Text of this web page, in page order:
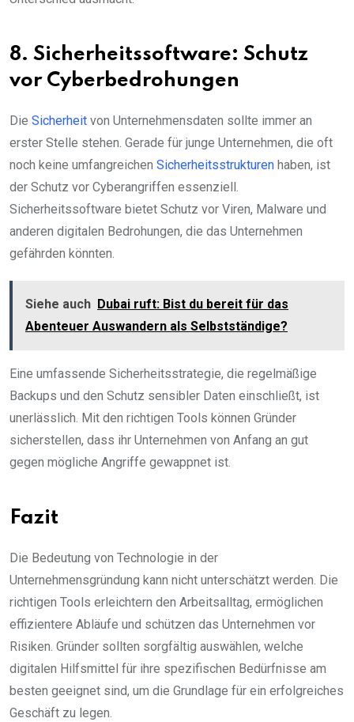
8. Sicherheitssoftware: Schutz
vor Cyberbedrohungen
Die Sicherheit von Unternehmensdaten sollte immer an
erster Stelle stehen. Gerade für junge Unternehmen, die oft
noch keine umfangreichen Sicherheitsstrukturen haben, ist
der Schutz vor Cyberangriffen essenziell.
Sicherheitssoftware bietet Schutz vor Viren, Malware und
anderen digitalen Bedrohungen, die das Unternehmen
gefährden könnten.
Siehe auch Dubai ruft: Bist du bereit für das
Abenteuer Auswandern als Selbstständige?
Eine umfassende Sicherheitsstrategie, die regelmäßige
Backups und den Schutz sensibler Daten einschließt, ist
unerlässlich. Mit den richtigen Tools können Gründer
sicherstellen, dass ihr Unternehmen von Anfang an gut
gegen mögliche Angriffe gewappnet ist.
Fazit
Die Bedeutung von Technologie in der
Unternehmensgründung kann nicht unterschätzt werden. Die
richtigen Tools erleichtern den Arbeitsalltag, ermöglichen
effizientere Abläufe und schützen das Unternehmen vor
Risiken. Gründer sollten sorgfältig auswählen, welche
digitalen Hilfsmittel für ihre spezifischen Bedürfnisse am
besten geeignet sind, um die Grundlage für ein erfolgreiches
Geschäft zu legen.